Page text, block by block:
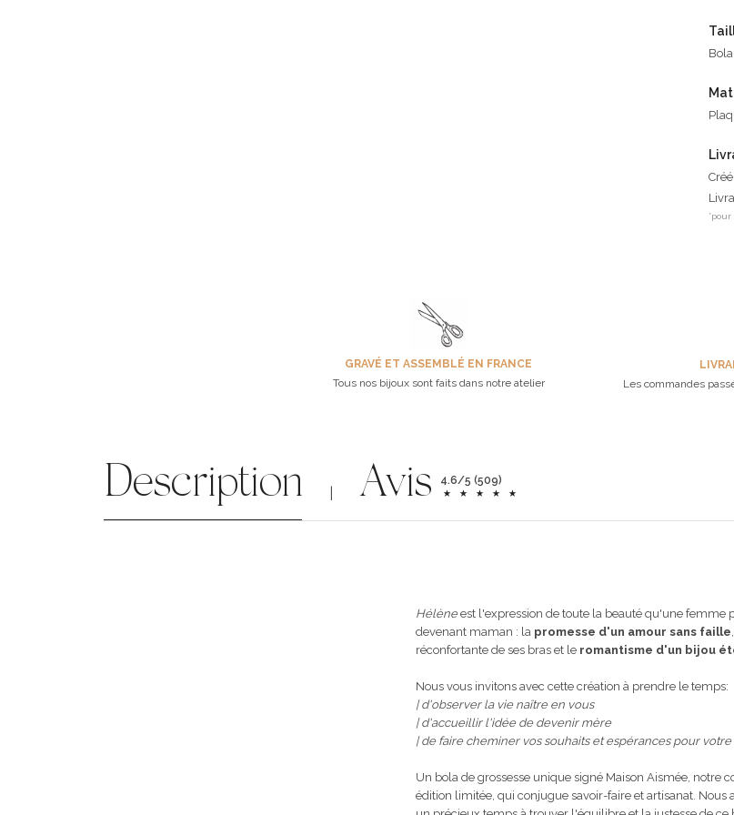
GRAVÉ ET ASSEMBLÉ EN FRANCE
Tous nos bijoux sont faits dans notre atelier
Les commandes
Description Avis 4.6/5 (509)
Hélèneest l'expression de toute la beauté qu'une femme
devenant maman : la promesse d'un amour sans faille
réconfortante de ses bras et le romantisme d'un bijou
Nous vous invitons avec cette création à prendre le temps:
| d'observer la vie naître en vous
| d'accueillir l'idée de devenir mère
| de faire cheminer vos souhaits et espérances pour
Un bola de grossesse unique signé Maison Aismée, notre
édition limitée, qui conjugue savoir-faire et artisanat. Nous